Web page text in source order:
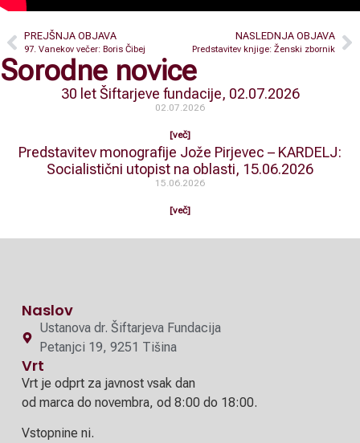
PREJŠNJA OBJAVA
97. Vanekov večer: Boris Čibej
NASLEDNJA OBJAVA
Predstavitev knjige: Ženski zbornik
Sorodne novice
30 let Šiftarjeve fundacije, 02.07.2026
02.07.2026
[več]
Predstavitev monografije Jože Pirjevec – KARDELJ:
Socialistični utopist na oblasti, 15.06.2026
15.06.2026
[več]
Naslov
Ustanova dr. Šiftarjeva Fundacija
Petanjci 19, 9251 Tišina
Vrt
Vrt je odprt za javnost vsak dan
od marca do novembra, od 8:00 do 18:00.
Vstopnine ni.